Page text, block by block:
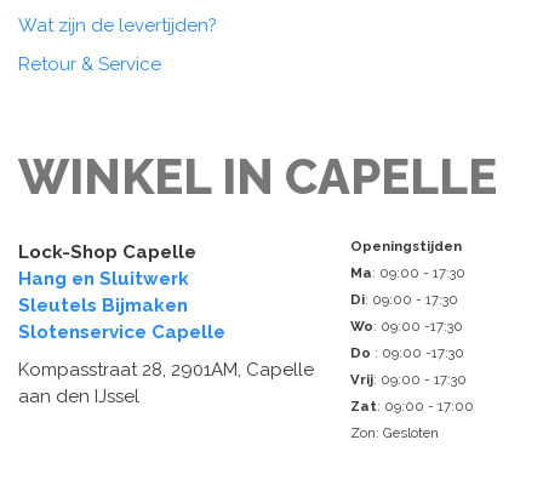
Wat zijn de levertijden?
Retour & Service
WINKEL IN CAPELLE
Lock-Shop Capelle
Hang en Sluitwerk
Sleutels Bijmaken
Slotenservice Capelle
Kompasstraat 28, 2901AM, Capelle
aan den IJssel
Openingstijden
Ma: 09:00 - 17:30
Di: 09:00 - 17:30
Wo: 09:00 -17:30
Do : 09:00 -17:30
Vrij: 09:00 - 17:30
Zat: 09:00 - 17:00
Zon: Gesloten